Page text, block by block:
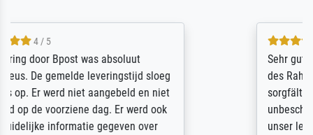
Sehr gute Qualität des Leinwanddrucks und
des Rahmens! Unser Bild wurde sehr
sorgfältig und sicher verpackt, so dass es
unbeschadet bei uns ankam. Es wird nicht
unser letzter Meisterdruck sein. Vielen